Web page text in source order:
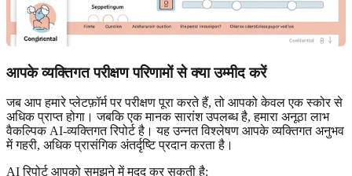
आपके व्यक्तिगत परीक्षण परिणामों से क्या उम्मीद करें
जब आप हमारे प्लेटफ़ॉर्म पर परीक्षण पूरा करते हैं, तो आपको केवल एक स्कोर से
अधिक प्राप्त होगा। जबकि एक मानक सारांश उपलब्ध है, हमारा अनूठा लाभ
वैकल्पिक AI-व्यक्तिगत रिपोर्ट है। यह उन्नत विश्लेषण आपके व्यक्तिगत अनुभव
में गहरी, अधिक प्रासंगिक अंतर्दृष्टि प्रदान करता है।
AI रिपोर्ट आपको समझने में मदद कर सकती है: